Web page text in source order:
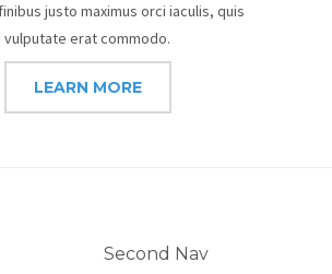
justo maximus orci iaculis, quis
vulputate erat commodo.
LEARN MORE
Second Nav